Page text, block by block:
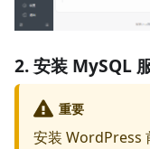
2. 安装 MySQL
重要
安装 WordPress